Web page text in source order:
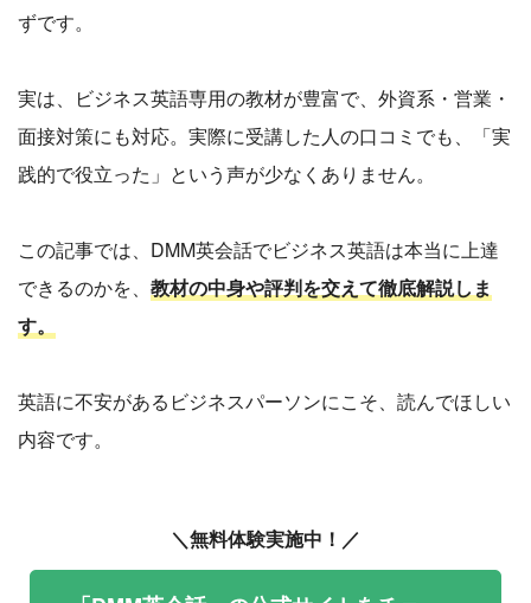
ずです。
実は、ビジネス英語専用の教材が豊富で、外資系・営業・
面接対策にも対応。実際に受講した人の口コミでも、「実
践的で役立った」という声が少なくありません。
この記事では、DMM英会話でビジネス英語は本当に上達
できるのかを、 教材の中身や評判を交えて徹底解説しま
す。
英語に不安があるビジネスパーソンにこそ、読んでほしい
内容です。
＼無料体験実施中！／